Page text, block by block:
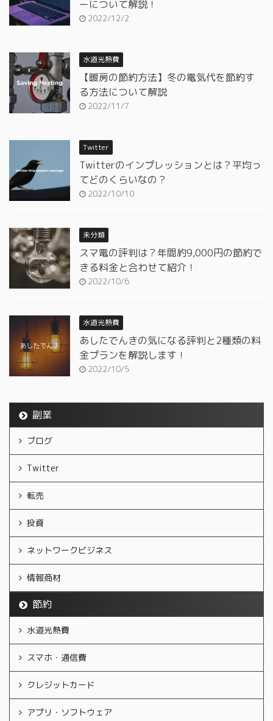
ーについて解説！
2022/12/2
水道光熱費
【暖房の節約方法】冬の電気代を節約す
る方法について解説
2022/11/7
Twitter
Twitterのインプレッションとは？平均っ
てどのくらいなの？
2022/10/10
未分類
スマ電の評判は？年間約9,000円の節約で
きる料金と合わせて紹介！
2022/10/6
水道光熱費
あしたでんきの気になる評判と2種類の料
金プランを解説します！
2022/10/5
副業
ブログ
Twitter
転売
投資
ネットワークビジネス
情報商材
節約
水道光熱費
スマホ・通信費
クレジットカード
アプリ・ソフトウェア